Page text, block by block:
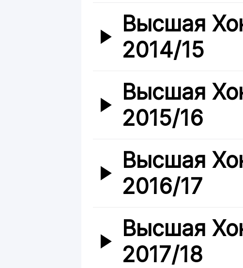
Высшая
2014/15
Высшая
2015/16
Высшая
2016/17
Высшая
2017/18